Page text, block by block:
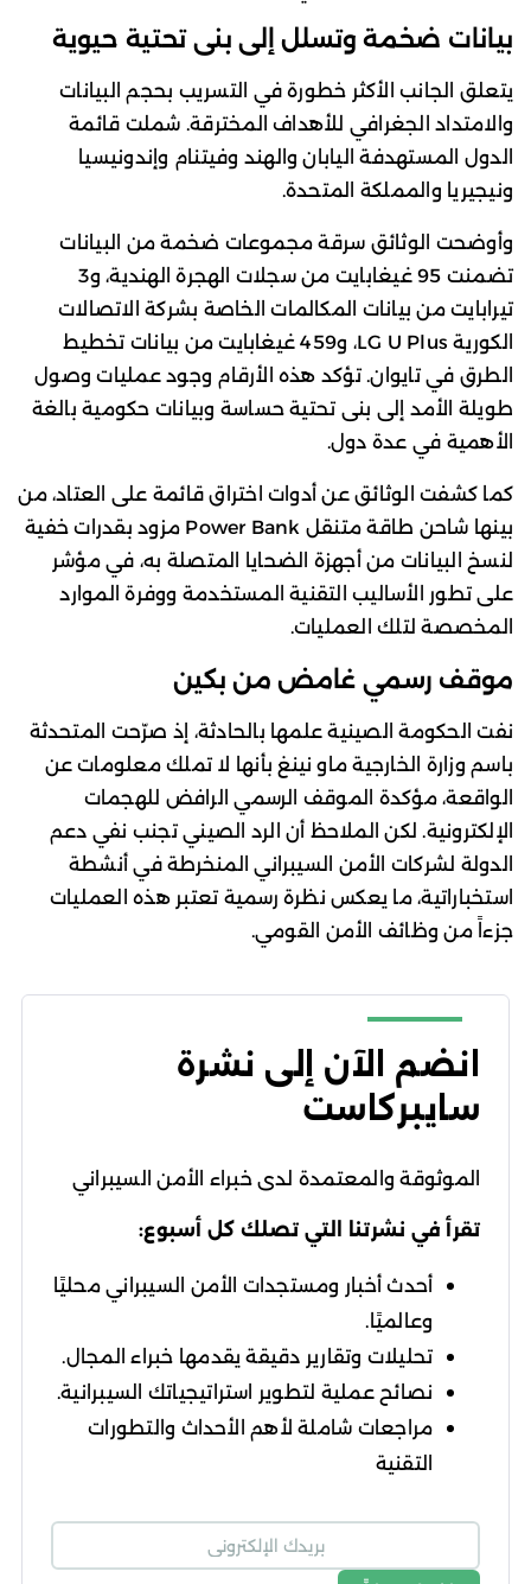
بيانات ضخمة وتسلل إلى بنى تحتية حيوية
يتعلق الجانب الأكثر خطورة في التسريب بحجم البيانات
والامتداد الجغرافي للأهداف المخترقة. شملت قائمة
الدول المستهدفة اليابان والهند وفيتنام وإندونيسيا
ونيجيريا والمملكة المتحدة.
وأوضحت الوثائق سرقة مجموعات ضخمة من البيانات
تضمنت 95 غيغابايت من سجلات الهجرة الهندية، و3
تيرابايت من بيانات المكالمات الخاصة بشركة الاتصالات
الكورية LG U Plus، و459 غيغابايت من بيانات تخطيط
الطرق في تايوان. تؤكد هذه الأرقام وجود عمليات وصول
طويلة الأمد إلى بنى تحتية حساسة وبيانات حكومية بالغة
الأهمية في عدة دول.
كما كشفت الوثائق عن أدوات اختراق قائمة على العتاد، من
بينها شاحن طاقة متنقل Power Bank مزود بقدرات خفية
لنسخ البيانات من أجهزة الضحايا المتصلة به، في مؤشر
على تطور الأساليب التقنية المستخدمة ووفرة الموارد
المخصصة لتلك العمليات.
موقف رسمي غامض من بكين
نفت الحكومة الصينية علمها بالحادثة، إذ صرّحت المتحدثة
باسم وزارة الخارجية ماو نينغ بأنها لا تملك معلومات عن
الواقعة، مؤكدة الموقف الرسمي الرافض للهجمات
الإلكترونية. لكن الملاحظ أن الرد الصيني تجنب نفي دعم
الدولة لشركات الأمن السيبراني المنخرطة في أنشطة
استخباراتية، ما يعكس نظرة رسمية تعتبر هذه العمليات
جزءاً من وظائف الأمن القومي.
انضم الآن إلى نشرة
سايبركاست
الموثوقة والمعتمدة لدى خبراء الأمن السيبراني
تقرأ في نشرتنا التي تصلك كل أسبوع:
أحدث أخبار ومستجدات الأمن السيبراني محليًا
وعالميًا.
تحليلات وتقارير دقيقة يقدمها خبراء المجال.
نصائح عملية لتطوير استراتيجياتك السيبرانية.
مراجعات شاملة لأهم الأحداث والتطورات
التقنية